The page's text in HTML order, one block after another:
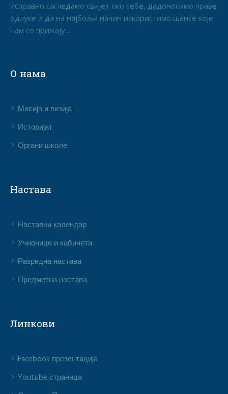
исправно сагледамо свијет око себе, дадоносимо праве
одлуке и да на најбољи начин искористимо шансе које
нам се прижају...
О нама
Мисија и визија
Историјат
Органи школе
Настава
Наставни календар
Учионице и кабинети
Разредна настава
Предметна настава
Линкови
Facebook презентација
Youtube страница